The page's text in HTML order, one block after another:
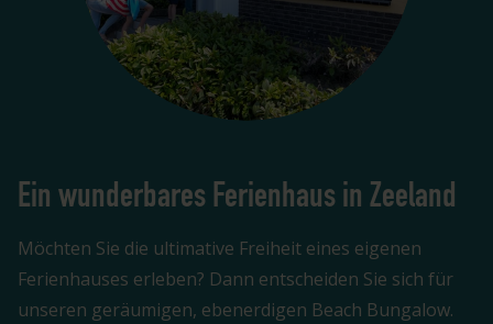
Ein wunderbares Ferienhaus in Zeeland
Möchten Sie die ultimative Freiheit eines eigenen
Ferienhauses erleben? Dann entscheiden Sie sich für
unseren geräumigen, ebenerdigen Beach Bungalow.